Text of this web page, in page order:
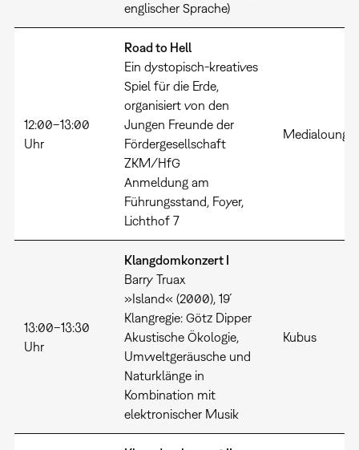
englischer Sprache)
12:00–13:00
Uhr
Road to Hell
Ein dystopisch-kreatives
Spiel für die Erde,
organisiert von den
Jungen Freunde der
Fördergesellschaft
ZKM/HfG
Anmeldung am
Führungsstand, Foyer,
Lichthof 7
Medialounge
13:00–13:30
Uhr
Klangdomkonzert I
Barry Truax
»Island« (2000), 19´
Klangregie: Götz Dipper
Akustische Ökologie,
Umweltgeräusche und
Naturklänge in
Kombination mit
elektronischer Musik
Kubus